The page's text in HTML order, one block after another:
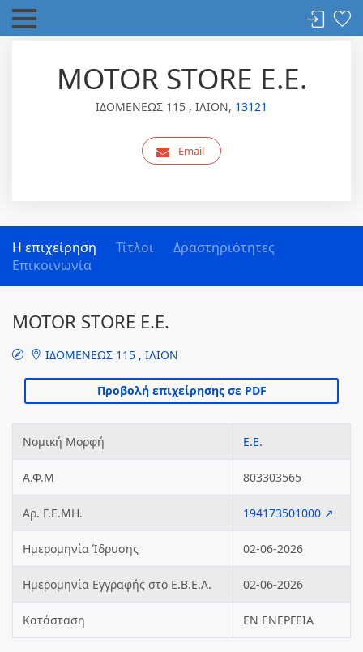
MOTOR STORE Ε.Ε.
ΙΔΟΜΕΝΕΩΣ 115 , ΙΛΙΟΝ, 13121
Email
Η επιχείρηση Τίτλοι
Δραστηριότητες
Επικοινωνία
MOTOR STORE Ε.Ε.
ΙΔΟΜΕΝΕΩΣ 115 , ΙΛΙΟΝ
Νομική Μορφή Ε.Ε.
Α.Φ.Μ 803303565
Αρ. Γ.Ε.ΜΗ. 194173501000 ↗
Ημερομηνία Ίδρυσης 02-06-2026
Ημερομηνία Εγγραφής στο Ε.Β.Ε.Α. 02-06-2026
Κατάσταση ΕΝ ΕΝΕΡΓΕΙΑ